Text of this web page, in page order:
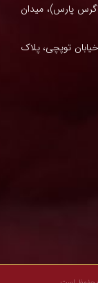
پارس)، میدان
توپچی، پلاک